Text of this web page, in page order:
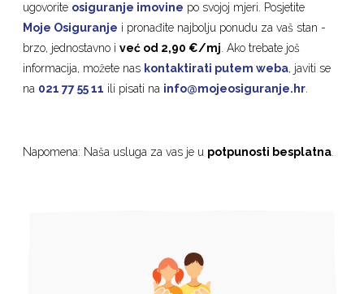
ugovorite osiguranje imovine po svojoj mjeri. Posjetite
Moje Osiguranje i pronađite najbolju ponudu za vaš stan -
brzo, jednostavno iveć od 2,90 €/mj . Ako trebate još
informacija, možete nas kontaktirati putem weba, javiti se
na 021 77 55 11 ili pisati na info@mojeosiguranje.hr
Napomena: Naša usluga za vas je u potpunosti besplatna.